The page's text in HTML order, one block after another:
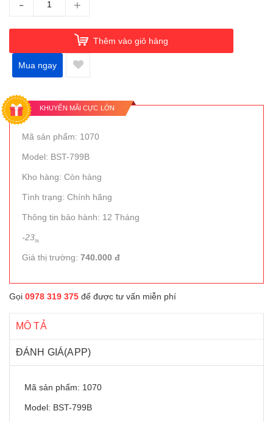
- +
Thêm vào giỏ hàng
Mua ngay
KHUYẾN MÃI CỰC LỚN
Mã sản phẩm: 1070
Model: BST-799B
Kho hàng: Còn hàng
Tình trạng: Chính hãng
Thông tin bảo hành: 12 Tháng
-23%
Giá thị trường: 740.000 đ
Gọi 0978 319 375 để được tư vấn miễn phí
MÔ TẢ
ĐÁNH GIÁ(APP)
Mã sản phẩm: 1070
Model: BST-799B